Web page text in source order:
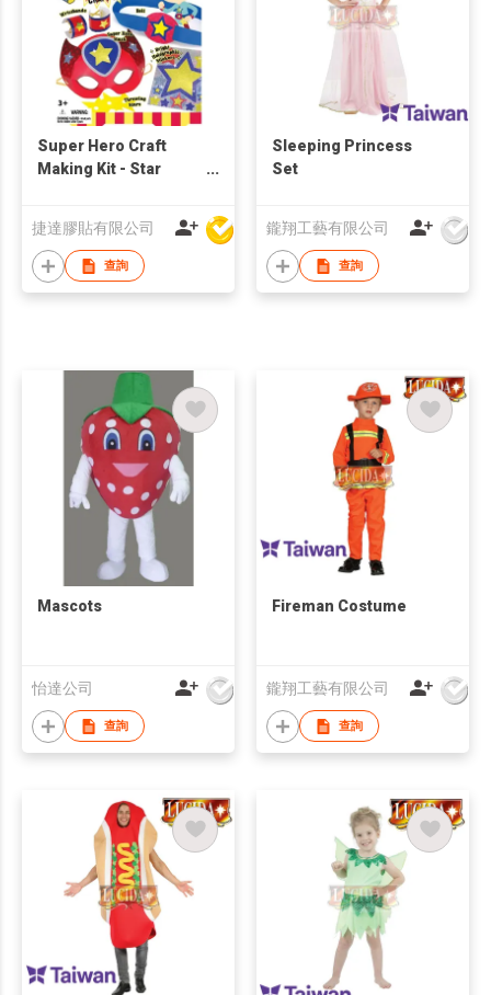
Super Hero Craft
Making Kit - Star
捷達膠貼有限公司
查詢
Sleeping Princess
Set
鑨翔工藝有限公司
查詢
Mascots
怡達公司
查詢
Fireman Costume
鑨翔工藝有限公司
查詢